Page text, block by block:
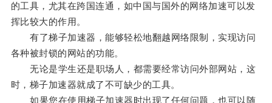
的工具，尤其在跨国连通，如中国与国外的网络加速可以发
挥比较大的作用。
有了梯子加速器，能够轻松地翻越网络限制，实现访问
各种被封锁的网站的功能。
无论是学生还是职场人，都需要经常访问外部网站，这
时，梯子加速器就成了不可缺少的工具。
如果您在使用梯子加速器时出现了任何问题，也可以随